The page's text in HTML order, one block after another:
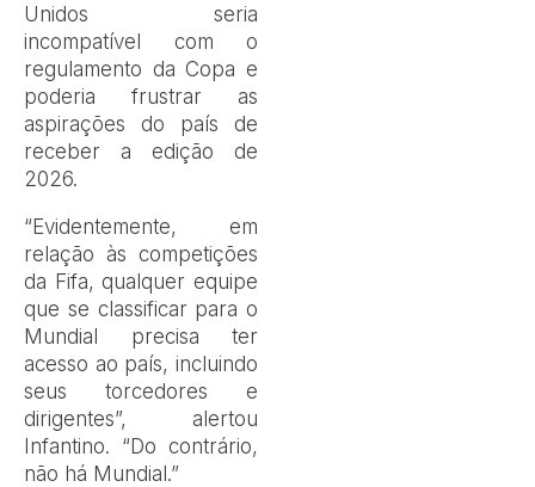
Unidos seria
incompatível com o
regulamento da Copa e
poderia frustrar as
aspirações do país de
receber a edição de
2026.
“Evidentemente, em
relação às competições
da Fifa, qualquer equipe
que se classificar para o
Mundial precisa ter
acesso ao país, incluindo
seus torcedores e
dirigentes”, alertou
Infantino. “Do contrário,
não há Mundial.”